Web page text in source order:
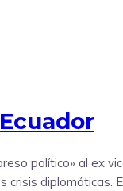
político» al ex
crisis diplomáticas.